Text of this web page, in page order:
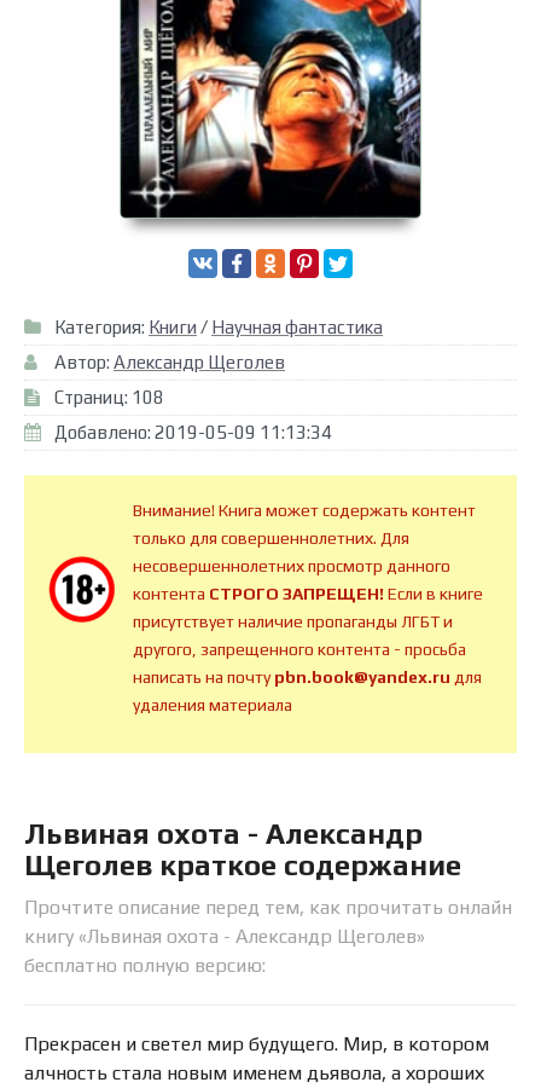
Категория: Книги / Научная фантастика
Автор: Александр Щеголев
Страниц: 108
Добавлено: 2019-05-09 11:13:34
Внимание! Книга может содержать контент
только для совершеннолетних. Для
несовершеннолетних просмотр данного
контента СТРОГО ЗАПРЕЩЕН!Если в книге
присутствует наличие пропаганды ЛГБТ и
другого, запрещенного контента - просьба
написать на почтуpbn.book@yandex.ru для
удаления материала
Львиная охота - Александр
Щеголев краткое содержание
Прочтите описание перед тем, как прочитать онлайн
книгу «Львиная охота - Александр Щеголев»
бесплатно полную версию:
Прекрасен и светел мир будущего. Мир, в котором
алчность стала новым именем дьявола, а хороших